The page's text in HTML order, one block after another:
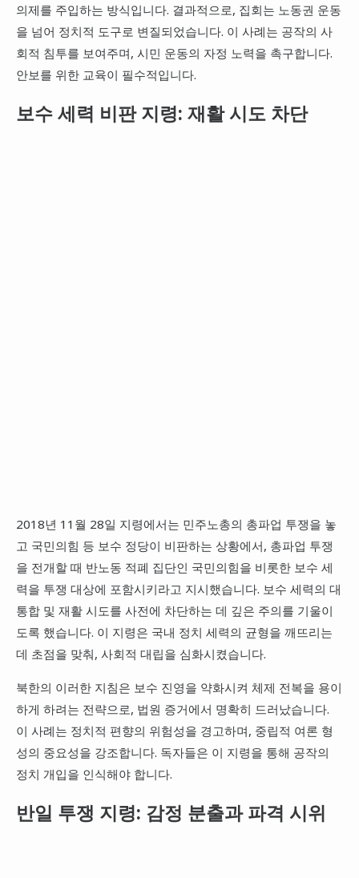
의제를 주입하는 방식입니다. 결과적으로, 집회는 노동권 운동
을 넘어 정치적 도구로 변질되었습니다. 이 사례는 공작의 사
회적 침투를 보여주며, 시민 운동의 자정 노력을 촉구합니다.
안보를 위한 교육이 필수적입니다.
보수 세력 비판 지령: 재활 시도 차단
2018년 11월 28일 지령에서는 민주노총의 총파업 투쟁을 놓
고 국민의힘 등 보수 정당이 비판하는 상황에서, 총파업 투쟁
을 전개할 때 반노동 적폐 집단인 국민의힘을 비롯한 보수 세
력을 투쟁 대상에 포함시키라고 지시했습니다. 보수 세력의 대
통합 및 재활 시도를 사전에 차단하는 데 깊은 주의를 기울이
도록 했습니다. 이 지령은 국내 정치 세력의 균형을 깨뜨리는
데 초점을 맞춰, 사회적 대립을 심화시켰습니다.
북한의 이러한 지침은 보수 진영을 약화시켜 체제 전복을 용이
하게 하려는 전략으로, 법원 증거에서 명확히 드러났습니다.
이 사례는 정치적 편향의 위험성을 경고하며, 중립적 여론 형
성의 중요성을 강조합니다. 독자들은 이 지령을 통해 공작의
정치 개입을 인식해야 합니다.
반일 투쟁 지령: 감정 분출과 파격 시위